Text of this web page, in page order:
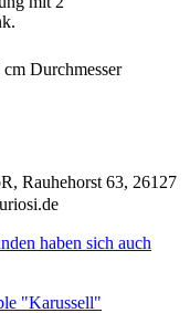
Durchmesser
Rauhehorst 63, 26127
haben sich auch
"Karussell"